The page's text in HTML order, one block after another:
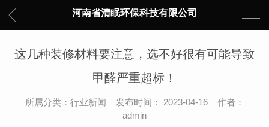
河南省清眠环保科技有限公司
这几种装修材料要注意，选不好很有可能导致
甲醛严重超标！
所属分类：行业新闻 发布时间： 2023-04-16 作者：
admin